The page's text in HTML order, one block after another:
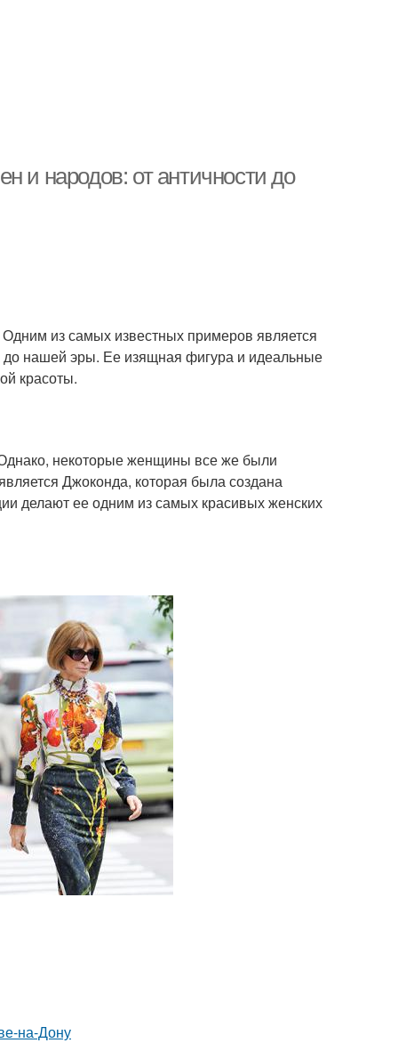
и народов: от античности до
из самых известных примеров является
до нашей эры. Ее изящная фигура и идеальные
красоты.
некоторые женщины все же были
Джоконда, которая была создана
делают ее одним из самых красивых женских
на-Дону